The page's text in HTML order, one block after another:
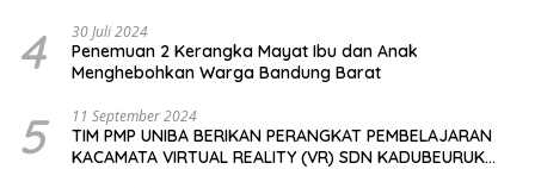
4 30 Juli 2024
Penemuan 2 Kerangka Mayat Ibu dan Anak
Menghebohkan Warga Bandung Barat
5 11 September 2024
TIM PMP UNIBA BERIKAN PERANGKAT PEMBELAJARAN
KACAMATA VIRTUAL REALITY (VR) SDN KADUBEURUK